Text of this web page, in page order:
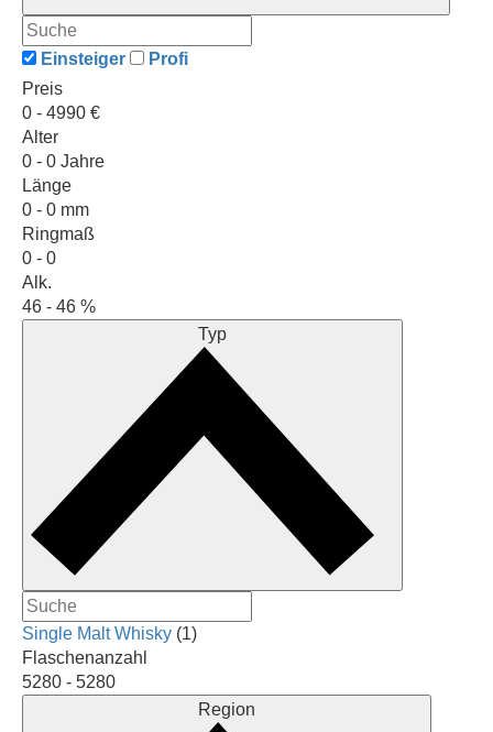
Einsteiger
Profi
Preis
0 - 4990 €
Alter
0 - 0 Jahre
Länge
0 - 0 mm
Ringmaß
0 - 0
Alk.
46 - 46 %
Typ
Single Malt Whisky (1)
Flaschenanzahl
5280 - 5280
Region